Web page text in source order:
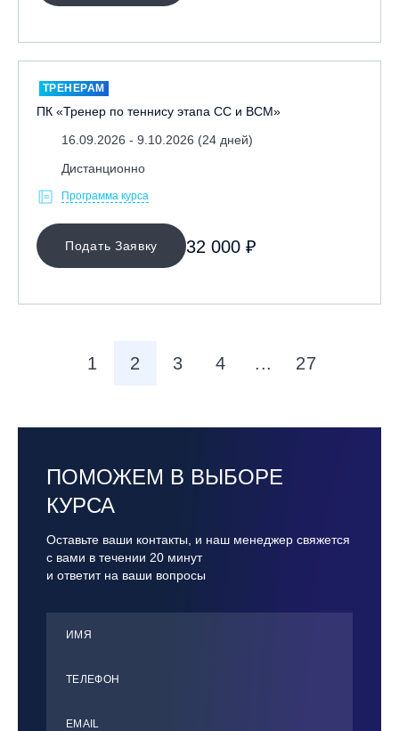
ТРЕНЕРАМ
ПК «Тренер по теннису этапа СС и ВСМ»
16.09.2026 - 9.10.2026 (24 дней)
Дистанционно
Программа курса
Подать Заявку 32 000 ₽
1 2 3 4 ... 27
ПОМОЖЕМ В ВЫБОРЕ
КУРСА
Оставьте ваши контакты, и наш менеджер свяжется
с вами в течении 20 минут
и ответит на ваши вопросы
ИМЯ
ТЕЛЕФОН
ЕMАIL